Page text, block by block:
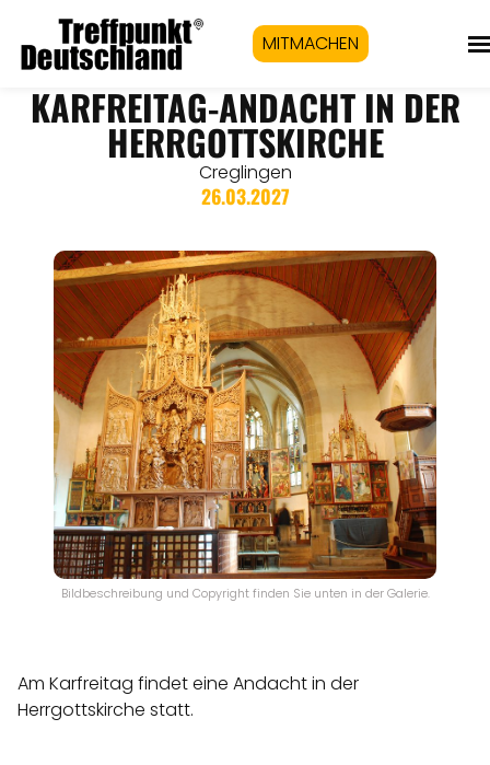
MITMACHEN
KARFREITAG-ANDACHT IN DER
HERRGOTTSKIRCHE
Creglingen
26.03.2027
Bildbeschreibung und Copyright finden Sie unten in der Galerie.
Am Karfreitag findet eine Andacht in der
Herrgottskirche statt.